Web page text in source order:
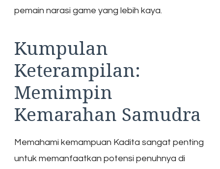
pemain narasi game yang lebih kaya.
Kumpulan
Keterampilan:
Memimpin
Kemarahan Samudra
Memahami kemampuan Kadita sangat penting
untuk memanfaatkan potensi penuhnya di